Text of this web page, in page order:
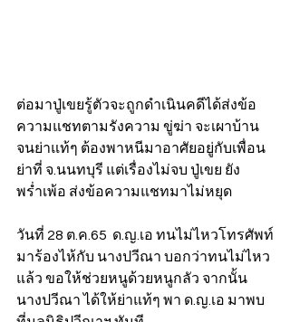
ต่อมาปู่เขยรู้ตัวจะถูกดำเนินคดีได้ส่งข้อ
ความแชทตามรังความ ขู่ฆ่า จะเผาบ้าน
จนย่าแท้ๆ ต้องพาหนีมาอาศัยอยู่กับเพื่อน
ย่าที่ จ.นนทบุรี แต่เรื่องไม่จบ ปู่เขย ยัง
พร่ำเพ้อ ส่งข้อความแชทมาไม่หยุด
วันที่ 28 ต.ค.65  ด.ญ.เอ ทนไม่ไหวโทรศัพท์
มาร้องไห้กับ นางปวีณา บอกว่าทนไม่ไหว
แล้ว ขอให้ช่วยหนูด้วยหนูกลัว จากนั้น
นางปวีณา ได้ให้ย่าแท้ๆ พา ด.ญ.เอ มาพบ